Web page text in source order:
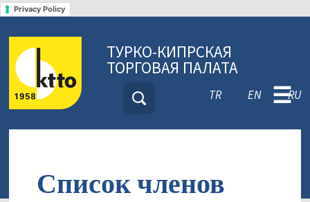
Privacy Policy
ТУРКО-КИПРСКАЯ
ТОРГОВАЯ ПАЛАТА
TR EN RU
☰
Список членов